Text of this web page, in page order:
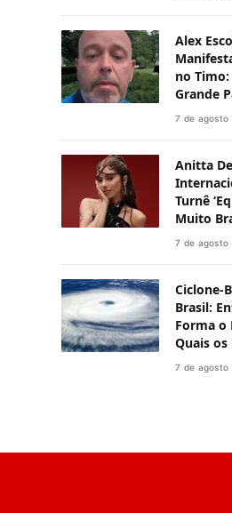
Alex
no Timo:
Grande
7 de agosto
Anitta
Turnê
Muito
7 de agosto
Ciclone-
Brasil:
Forma o
Quais os
7 de agosto